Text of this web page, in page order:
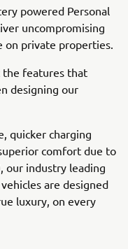
powered Personal
uncompromising
on private properties.
the features that
designing our
quicker charging
comfort due to
our industry leading
are designed
luxury, on every